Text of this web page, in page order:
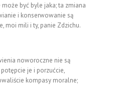
być byle jaka; ta zmiana
i konserwowanie są
moi mili i ty, panie Zdzichu.
noworoczne nie są
je i porzućcie,
kompasy moralne;